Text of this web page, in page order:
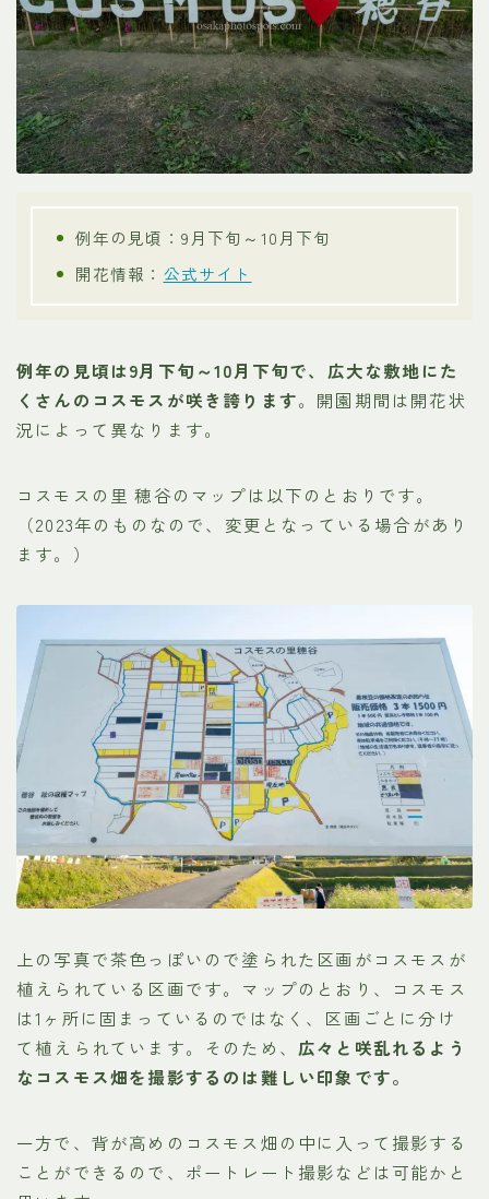
例年の見頃：9月下旬～10月下旬
開花情報： 公式サイト
例年の見頃は9月下旬～10月下旬で、広大な敷地にた
くさんのコスモスが咲き誇ります。開園期間は開花状
況によって異なります。
コスモスの里 穂谷のマップは以下のとおりです。
（2023年のものなので、変更となっている場合があり
ます。）
上の写真で茶色っぽいので塗られた区画がコスモスが
植えられている区画です。マップのとおり、コスモス
は1ヶ所に固まっているのではなく、区画ごとに分け
て植えられています。そのため、 広々と咲乱れるよう
なコスモス畑を撮影するのは難しい印象です。
一方で、背が高めのコスモス畑の中に入って撮影する
ことができるので、ポートレート撮影などは可能かと